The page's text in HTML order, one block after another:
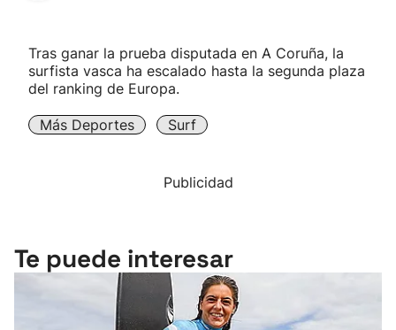
Carreras de montaña
Más deportes
Tras ganar la prueba disputada en A Coruña, la
surfista vasca ha escalado hasta la segunda plaza
del ranking de Europa.
Más Deportes Surf
Publicidad
Te puede interesar